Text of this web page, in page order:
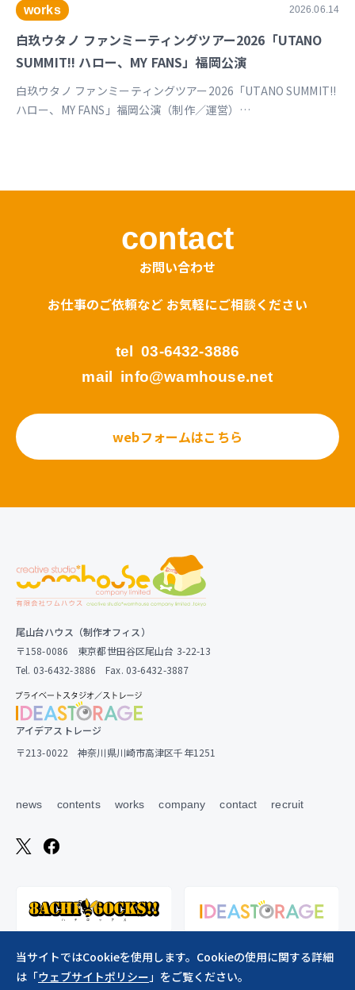
works 2026.06.14
白玖ウタノ ファンミーティングツアー2026「UTANO
SUMMIT!! ハロー、MY FANS」福岡公演
白玖ウタノ ファンミーティングツアー2026「UTANO SUMMIT!!
ハロー、MY FANS」福岡公演（制作／運営）
contact
お問い合わせ
お仕事のご依頼など お気軽にご相談ください
tel 03-6432-3886
mail info@wamhouse.net
webフォームはこちら
尾山台ハウス（制作オフィス）
〒158-0086 東京都世田谷区尾山台 3-22-13
Tel. 03-6432-3886 Fax. 03-6432-3887
アイデアストレージ
〒213-0022 神奈川県川崎市高津区千年1251
news contents works company contact recruit
当サイトではCookieを使用します。Cookieの使用に関する詳細
は「ウェブサイトポリシー」をご覧ください。